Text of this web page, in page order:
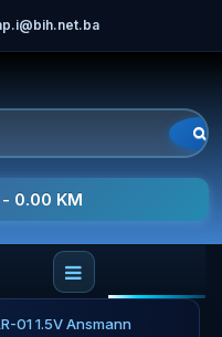
0.00 KM
01 1.5V Ansmann